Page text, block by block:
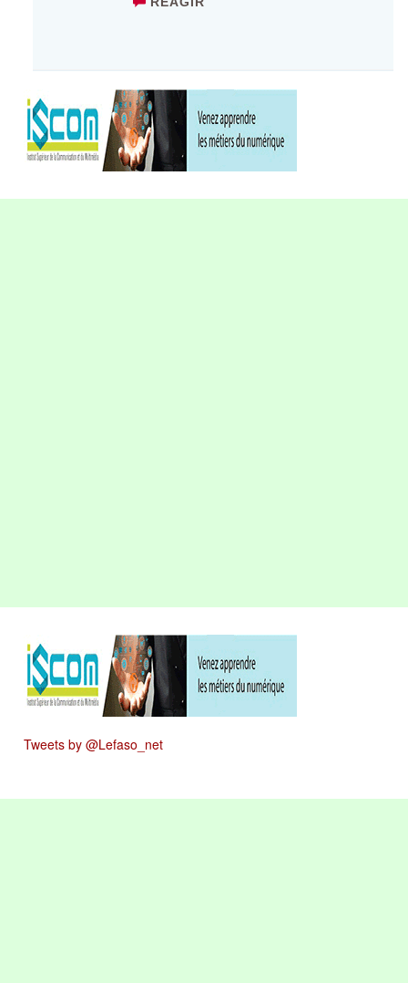
Tweets by @Lefaso_net